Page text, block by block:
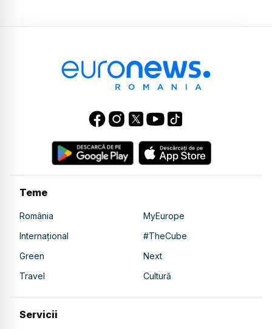
Teme
România
MyEurope
Internațional
#TheCube
Green
Next
Travel
Cultură
Servicii